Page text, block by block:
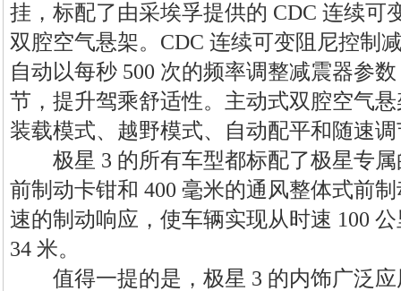
挂，标配了由采埃孚提供的 CDC 连续可
双腔空气悬架。CDC 连续可变阻尼控制
自动以每秒 500 次的频率调整减震器参
节，提升驾乘舒适性。主动式双腔空气
装载模式、越野模式、自动配平和随速
极星 3 的所有车型都标配了极星专属
前制动卡钳和 400 毫米的通风整体式前
速的制动响应，使车辆实现从时速 100
34 米。
值得一提的是，极星 3 的内饰广泛应